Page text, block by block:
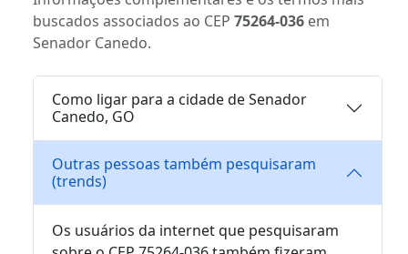
buscados associados ao CEP 75264-036 em
Senador Canedo.
Como ligar para a cidade de Senador
Canedo, GO
Outras pessoas também pesquisaram
(trends)
Os usuários da internet que pesquisaram